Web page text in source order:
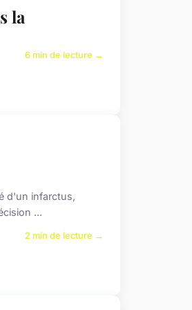
la
6 min de lecture →
d'un infarctus,
...
2 min de lecture →